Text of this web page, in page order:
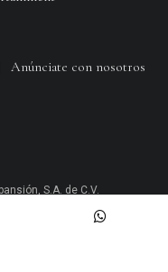
Anúnciate con nosotros
S.A. de C.V.